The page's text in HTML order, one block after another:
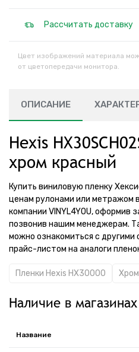
Рассчитать доставку
Цвет изображений материала
от цветопередачи монитора.
ОПИСАНИЕ
Hexis
хром красный
Купить виниловую пленку
ценам рулонами или метражом
компании VINYL4YOU, оформив
позвонив нашим менеджерам.
можно ознакомиться с другими
прайс-листом на аналоги
Пленки Hexis HX30000
Наличие в магазинах
Название